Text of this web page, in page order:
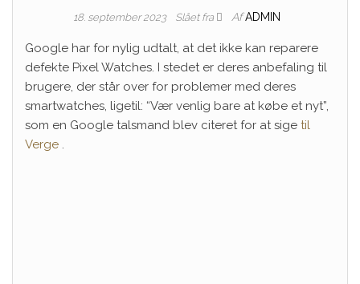
18. september 2023 Slået fra Af ADMIN
Google har for nylig udtalt, at det ikke kan reparere
defekte Pixel Watches. I stedet er deres anbefaling til
brugere, der står over for problemer med deres
smartwatches, ligetil: “Vær venlig bare at købe et nyt”,
som en Google talsmand blev citeret for at sige til
Verge .